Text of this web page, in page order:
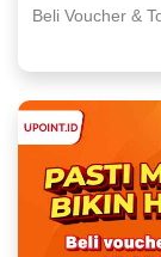
Beli Voucher &